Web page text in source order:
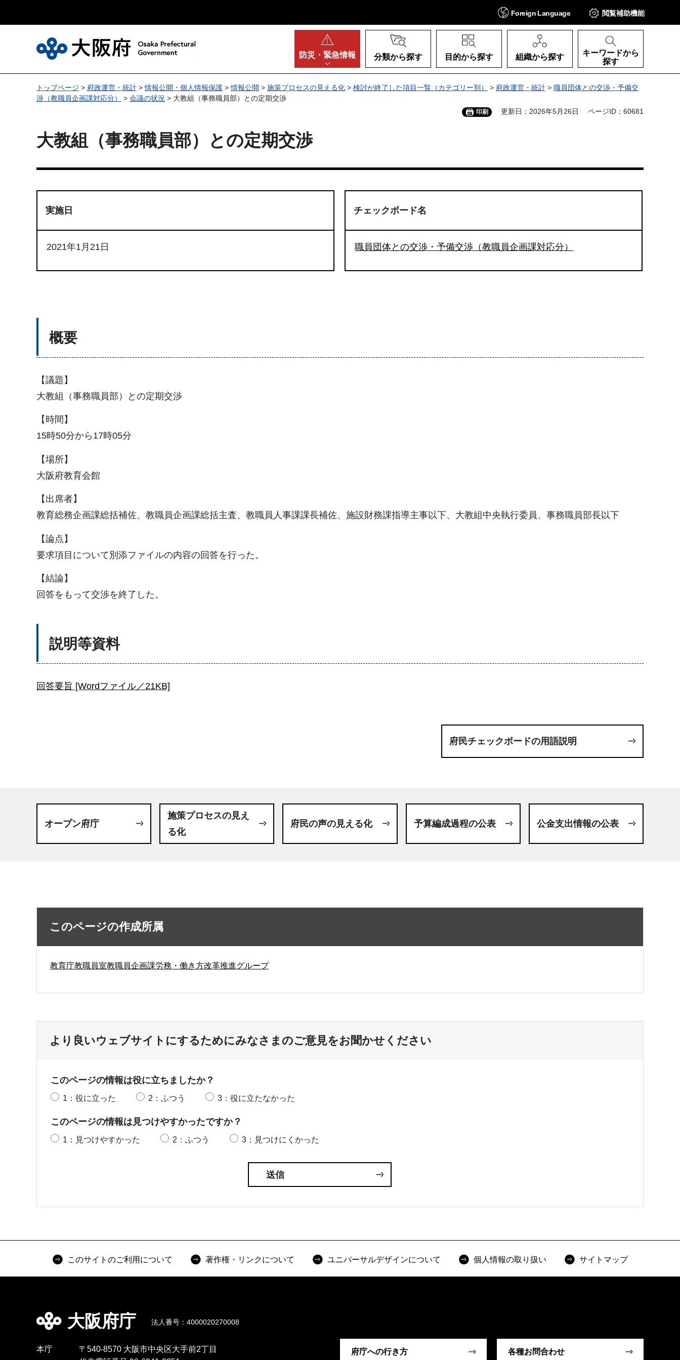
Foreign Language 閲覧補助機能
防災・ 緊急情報 分類から探す 目的から探す 組織から探す
キーワードから
探す
トップページ > 府政運営・統計 >情報公開・個人情報保護 >情報公開 > 施策プロセスの見える化 > 検討が終了した項目一覧（カテゴリー別） > 府政運営・統計 > 職員団体との交渉・予備交
渉（教職員企画課対応分）
> 会議の状況 > 大教組（事務職員部）との定期交渉
印刷 更新日：2026年5月26日 ページID：60681
大教組（事務職員部）との定期交渉
実施日
2021年1月21日
チェックボード名
職員団体との交渉・予備交渉（教職員企画課対応分）
概要
【議題】
大教組（事務職員部）との定期交渉
【時間】
15時50分から17時05分
【場所】
大阪府教育会館
【出席者】
教育総務企画課総括補佐、教職員企画課総括主査、教職員人事課課長補佐、施設財務課指導主事以下、大教組中央執行委員、事務職員部長以下
【論点】
要求項目について別添ファイルの内容の回答を行った。
【結論】
回答をもって交渉を終了した。
説明等資料
回答要旨 [Wordファイル／21KB]
府民チェックボードの用語説明
オープン府庁
施策プロセスの見え
る化
府民の声の見える化 予算編成過程の公表 公金支出情報の公表
このページの作成所属
教育庁教職員室教職員企画課労務・働き方改革推進グループ
より良いウェブサイトにするためにみなさまのご意見をお聞かせください
このページの情報は役に立ちましたか？
1：役に立った 2：ふつう 3：役に立たなかった
このページの情報は見つけやすかったですか？
1：見つけやすかった 2：ふつう 3：見つけにくかった
このサイトのご利用について 著作権・リンクについて ユニバーサルデザインについて 個人情報の取り扱い サイトマップ
大阪府庁 法人番号：4000020270008
本庁
〒540-8570 大阪市中央区大手前2丁目
府庁への行き方 各種お問合わせ